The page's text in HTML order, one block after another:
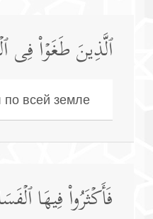
ٱلَّذِینَ طَغَوۡا۟ فِی
по всей земле
فَأَكۡثَرُوا۟ فِیهَا